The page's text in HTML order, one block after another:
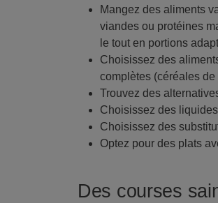
Mangez des aliments
viandes ou protéines
le tout en portions
Choisissez des
complètes (céréales
Trouvez des
Choisissez des
Choisissez des
Optez pour des plats
Des courses